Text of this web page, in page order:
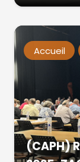
Accueil
(CAPH)